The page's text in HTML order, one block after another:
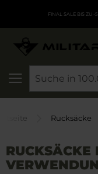
FINAL SALE BIS ZU -
Rucksäcke
RUCKSÄCKE